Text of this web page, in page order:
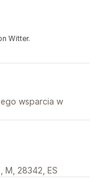
Witter.
wsparcia w
M, 28342, ES